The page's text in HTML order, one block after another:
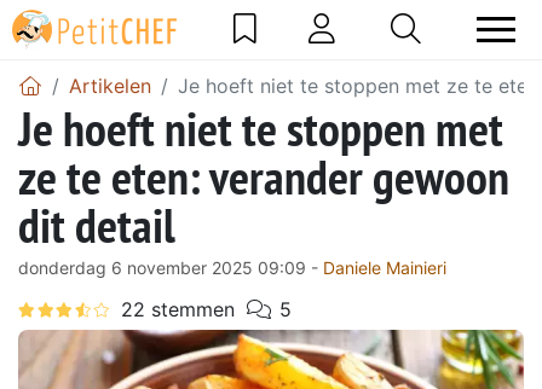
Artikelen Je hoeft niet te stoppen met ze te
Je hoeft niet te stoppen met
ze te eten: verander gewoon
dit detail
donderdag 6 november 2025 09:09 - Daniele Mainieri